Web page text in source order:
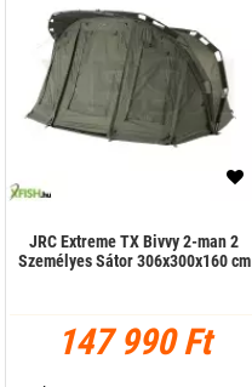
JRC Extreme TX Bivvy 2-man 2
Személyes Sátor 306x300x160 cm
147 990 Ft